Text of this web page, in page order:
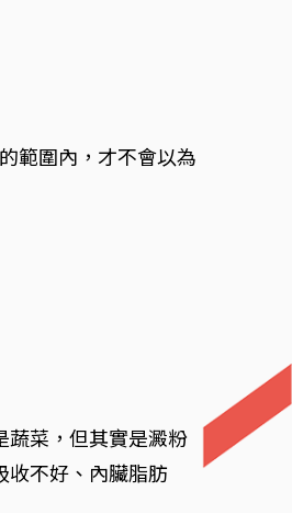
範圍內，才不會以為
蔬菜，但其實是澱粉
收不好、內臟脂肪